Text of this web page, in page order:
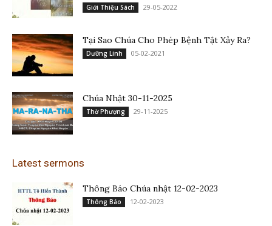
Giới Thiệu Sách 29-05-2022
Tại Sao Chúa Cho Phép Bệnh Tật Xảy Ra?
Dưỡng Linh 05-02-2021
Chúa Nhật 30-11-2025
Thờ Phượng 29-11-2025
Latest sermons
Thông Báo Chúa nhật 12-02-2023
Thông Báo 12-02-2023